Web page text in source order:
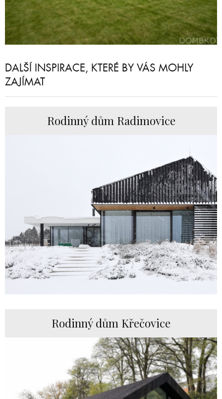
DALŠÍ INSPIRACE, KTERÉ BY VÁS MOHLY
ZAJÍMAT
Rodinný dům Radimovice
Rodinný dům Křečovice